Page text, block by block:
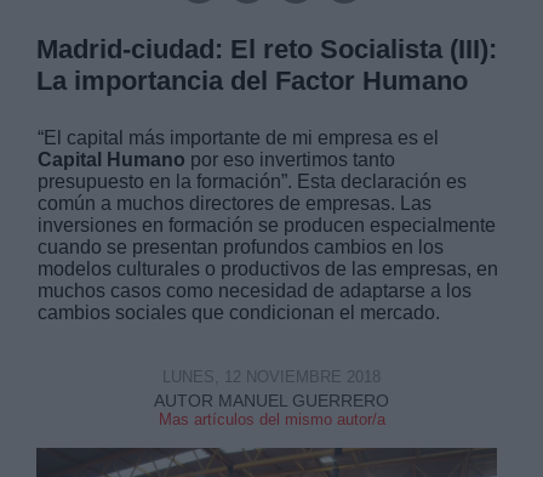
Madrid-ciudad: El reto Socialista (III):
La importancia del Factor Humano
“El capital más importante de mi empresa es el
Capital Humano por eso invertimos tanto
presupuesto en la formación”. Esta declaración es
común a muchos directores de empresas. Las
inversiones en formación se producen especialmente
cuando se presentan profundos cambios en los
modelos culturales o productivos de las empresas, en
muchos casos como necesidad de adaptarse a los
cambios sociales que condicionan el mercado.
AUTOR MANUEL GUERRERO
Mas artículos del mismo autor/a
LUNES, 12 NOVIEMBRE 2018
Destinatarios:
link